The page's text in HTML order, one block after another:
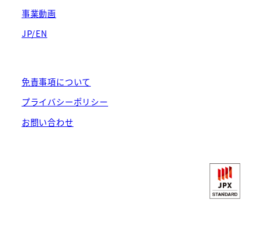
事業動画
JP/EN
免責事項について
プライバシーポリシー
お問い合わせ